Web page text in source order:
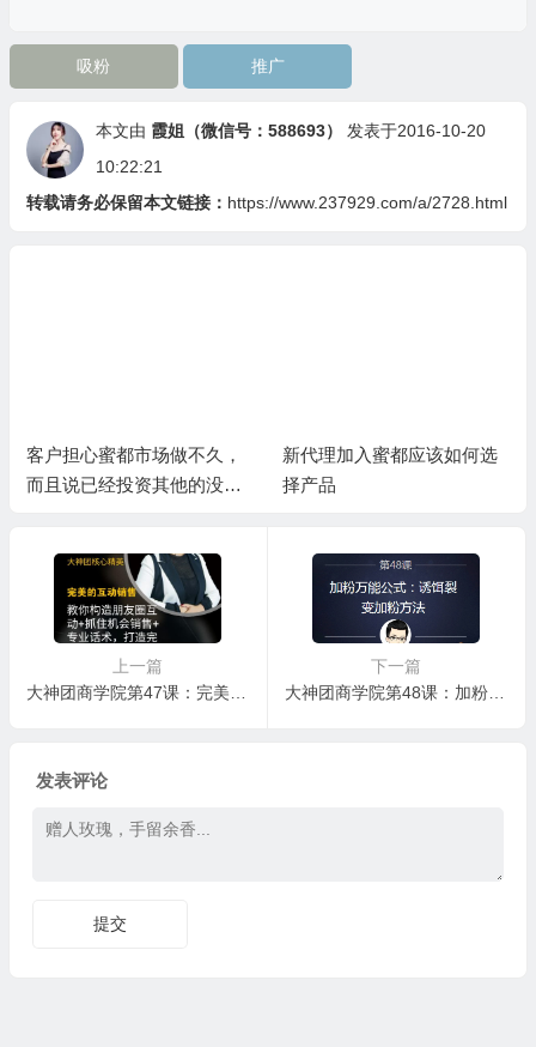
吸粉 推广
本文由 霞姐（微信号：588693）
发表于2016-10-20
10:22:21
转载请务必保留本文链接： https://www.237929.com/a/2728.html
客户担心蜜都市场做不久，
而且说已经投资其他的没有
新代理加入蜜都应该如何选
择产品
上一篇
下一篇
大神团商学院第48课：加粉万能公式：诱饵裂变加粉方法
发表评论